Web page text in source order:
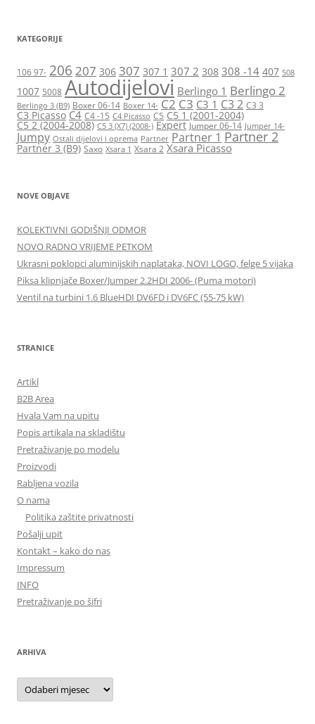
KATEGORIJE
106 97- 206 207 306 307 307 1 307 2 308 308 -14 407 508
1007 5008 Autodijelovi Berlingo 1 Berlingo 2
Berlingo 3 (B9) Boxer 06-14 Boxer 14- C2 C3 C3 1 C3 2 C3 3
C3 Picasso C4 C4 -15 C4 Picasso C5 C5 1 (2001-2004)
C5 2 (2004-2008) C5 3 (X7) (2008-) Expert Jumper 06-14 Jumper 14-
Jumpy Ostali dijelovi i oprema Partner Partner 1 Partner 2
Partner 3 (B9) Saxo Xsara 1 Xsara 2 Xsara Picasso
NOVE OBJAVE
KOLEKTIVNI GODIŠNJI ODMOR
NOVO RADNO VRIJEME PETKOM
Ukrasni poklopci aluminijskih naplataka, NOVI LOGO, felge 5 vijaka
Piksa klipnjače Boxer/Jumper 2.2HDI 2006- (Puma motori)
Ventil na turbini 1.6 BlueHDI DV6FD i DV6FC (55-75 kW)
STRANICE
Artikl
B2B Area
Hvala Vam na upitu
Popis artikala na skladištu
Pretraživanje po modelu
Proizvodi
Rabljena vozila
O nama
Politika zaštite privatnosti
Pošalji upit
Kontakt – kako do nas
Impressum
INFO
Pretraživanje po šifri
ARHIVA
Arhiva